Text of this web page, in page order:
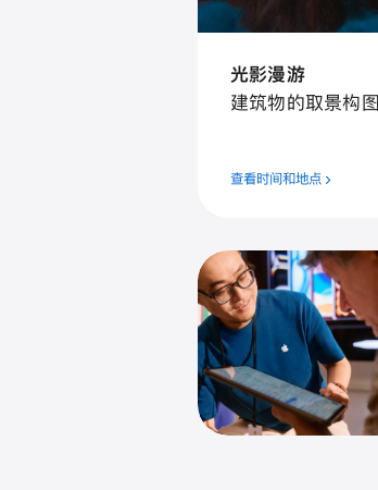
光影漫游
建筑物的取景构图
查看时间和地点